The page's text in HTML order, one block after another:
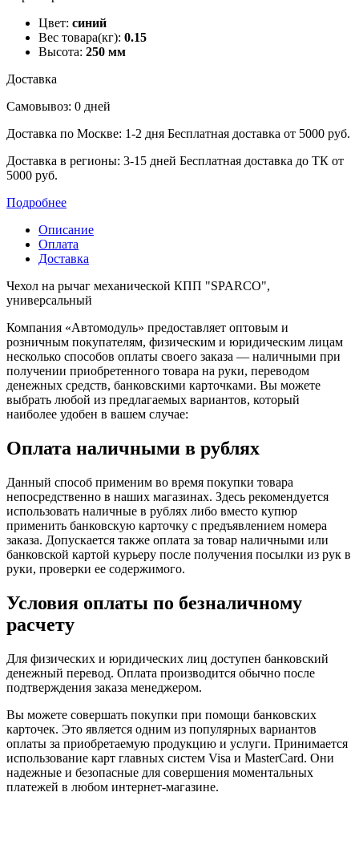
Цвет: синий
Вес товара(кг): 0.15
Высота: 250 мм
Доставка
Самовывоз: 0 дней
Доставка по Москве: 1-2 дня Бесплатная доставка от 5000 руб.
Доставка в регионы: 3-15 дней Бесплатная доставка до ТК от
5000 руб.
Подробнее
Описание
Оплата
Доставка
Чехол на рычаг механической КПП "SPARCO",
универсальный
Компания «Автомодуль» предоставляет оптовым и
розничным покупателям, физическим и юридическим лицам
несколько способов оплаты своего заказа — наличными при
получении приобретенного товара на руки, переводом
денежных средств, банковскими карточками. Вы можете
выбрать любой из предлагаемых вариантов, который
наиболее удобен в вашем случае:
Оплата наличными в рублях
Данный способ применим во время покупки товара
непосредственно в наших магазинах. Здесь рекомендуется
использовать наличные в рублях либо вместо купюр
применить банковскую карточку с предъявлением номера
заказа. Допускается также оплата за товар наличными или
банковской картой курьеру после получения посылки из рук в
руки, проверки ее содержимого.
Условия оплаты по безналичному
расчету
Для физических и юридических лиц доступен банковский
денежный перевод. Оплата производится обычно после
подтверждения заказа менеджером.
Вы можете совершать покупки при помощи банковских
карточек. Это является одним из популярных вариантов
оплаты за приобретаемую продукцию и услуги. Принимается
использование карт главных систем Visa и MasterCard. Они
надежные и безопасные для совершения моментальных
платежей в любом интернет-магазине.